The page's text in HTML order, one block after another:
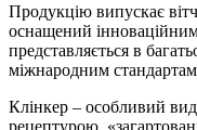
Продукцію випускає
оснащений
представляється в
міжнародним стандартам
Клінкер – особливий
рецептурою,